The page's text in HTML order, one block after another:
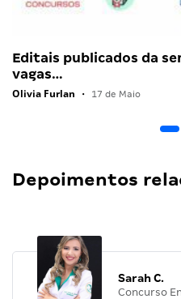
Editais publicados da
vagas…
Olivia Furlan • 17 de Maio
Depoimentos
Sarah C.
Concurso